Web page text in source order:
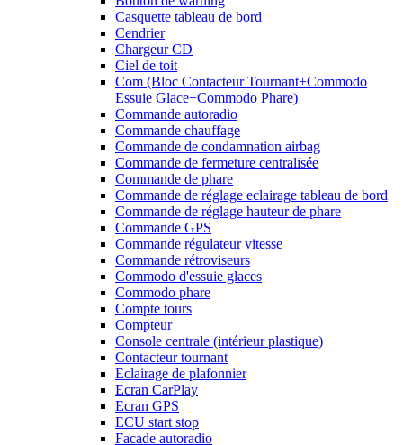
Casquette tableau de bord
Cendrier
Chargeur CD
Ciel de toit
Com (Bloc Contacteur Tournant+Commodo
Essuie Glace+Commodo Phare)
Commande autoradio
Commande chauffage
Commande de condamnation airbag
Commande de fermeture centralisée
Commande de phare
Commande de réglage eclairage tableau de bord
Commande de réglage hauteur de phare
Commande GPS
Commande régulateur vitesse
Commande rétroviseurs
Commodo d'essuie glaces
Commodo phare
Compte tours
Compteur
Console centrale (intérieur plastique)
Contacteur tournant
Eclairage de plafonnier
Ecran CarPlay
Ecran GPS
ECU start stop
Facade autoradio